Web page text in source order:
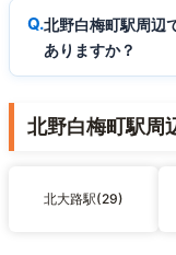
北野白梅町駅周辺
ありますか？
北野白梅町駅周
北大路駅(29)